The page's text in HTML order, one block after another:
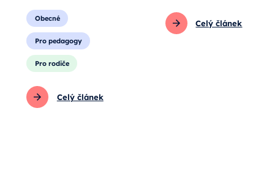
Obecné
Pro pedagogy
Pro rodiče
Celý článek
Celý článek